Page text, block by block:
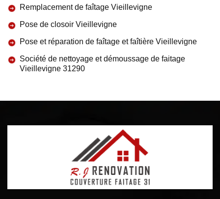
Remplacement de faîtage Vieillevigne
Pose de closoir Vieillevigne
Pose et réparation de faîtage et faîtière Vieillevigne
Société de nettoyage et démoussage de faitage
Vieillevigne 31290